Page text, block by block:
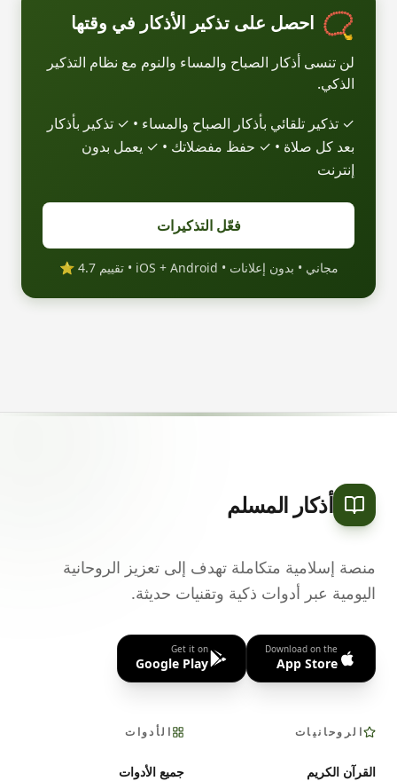
📿 احصل على تذكير الأذكار في وقتها
لن تنسى أذكار الصباح والمساء والنوم مع نظام التذكير
الذكي.
✓ تذكير تلقائي بأذكار الصباح والمساء • ✓ تذكير بأذكار
بعد كل صلاة • ✓ حفظ مفضلاتك • ✓ يعمل بدون
إنترنت
فعّل التذكيرات
مجاني • بدون إعلانات • iOS + Android • تقييم 4.7 ⭐
أذكار المسلم
منصة إسلامية متكاملة تهدف إلى تعزيز الروحانية
اليومية عبر أدوات ذكية وتقنيات حديثة.
Download on the
App Store
Get it on
Google Play
الروحانيات
القرآن الكريم
الأدوات
جميع الأدوات